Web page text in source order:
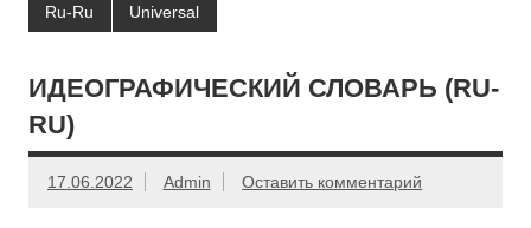
Ru-Ru Universal
ИДЕОГРАФИЧЕСКИЙ СЛОВАРЬ (RU-
RU)
17.06.2022 Admin Оставить комментарий